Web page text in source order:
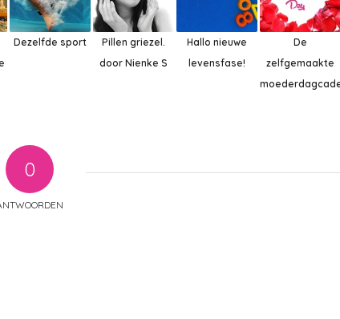
Dezelfde sport
Pillen griezel.
door Nienke S
Hallo nieuwe
levensfase!
De
zelfgemaakte
0